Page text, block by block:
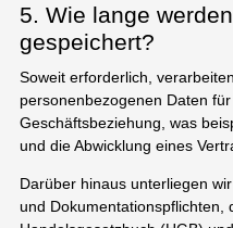
5. Wie lange
gespeichert?
Soweit erforderlich,
personenbezogenen Daten
Geschäftsbeziehung, was
und die Abwicklung eines
Darüber hinaus unterliegen
und Dokumentationspflichten,